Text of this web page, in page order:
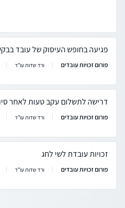
פגיעה בחופש העיסוק של עובד
פורום זכויות עובדים ורד שדות עו"ד
דרישה לתשלום עקב טעות לאחר
פורום זכויות עובדים ורד שדות עו"ד
זכויות עובדת לשי לחג
פורום זכויות עובדים ורד שדות עו"ד